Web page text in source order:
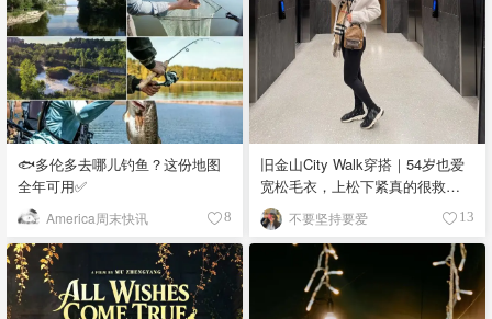
🐟多伦多去哪儿钓鱼？这份地图
全年可用✅
America周末快讯 8
旧金山City Walk穿搭｜54岁也爱
宽松毛衣，上松下紧真的很救比
例
不要坚持要爱 13